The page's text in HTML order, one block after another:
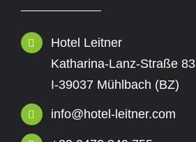
Hotel Leitner
Katharina-Lanz-Straße 83
I-39037 Mühlbach (BZ)
info@hotel-leitner.com